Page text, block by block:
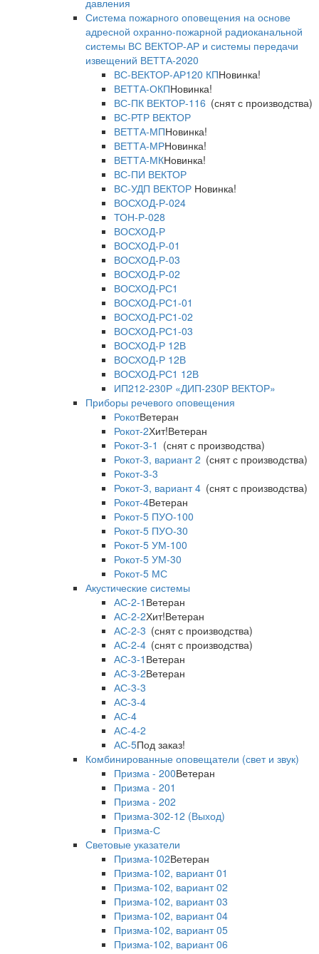
давления
Система пожарного оповещения на основе
адресной охранно-пожарной радиоканальной
системы ВС ВЕКТОР-АР и системы передачи
извещений ВЕТТА-2020
ВС-ВЕКТОР-АР120 КПНовинка!
ВЕТТА-ОКПНовинка!
ВС-ПК ВЕКТОР-116 (снят с производства)
ВС-РТР ВЕКТОР
ВЕТТА-МПНовинка!
ВЕТТА-МРНовинка!
ВЕТТА-МКНовинка!
ВС-ПИ ВЕКТОР
ВС-УДП ВЕКТОР Новинка!
ВОСХОД-Р-024
ТОН-Р-028
ВОСХОД-Р
ВОСХОД-Р-01
ВОСХОД-Р-03
ВОСХОД-Р-02
ВОСХОД-РС1
ВОСХОД-РС1-01
ВОСХОД-РС1-02
ВОСХОД-РС1-03
ВОСХОД-Р 12В
ВОСХОД-Р 12В
ВОСХОД-РС1 12В
ИП212-230Р «ДИП-230Р ВЕКТОР»
Приборы речевого оповещения
РокотВетеран
Рокот-2Хит!Ветеран
Рокот-3-1 (снят с производства)
Рокот-3, вариант 2 (снят с производства)
Рокот-3-3
Рокот-3, вариант 4 (снят с производства)
Рокот-4Ветеран
Рокот-5 ПУО-100
Рокот-5 ПУО-30
Рокот-5 УМ-100
Рокот-5 УМ-30
Рокот-5 МС
Акустические системы
АС-2-1 Ветеран
АС-2-2Хит!Ветеран
АС-2-3 (снят с производства)
АС-2-4 (снят с производства)
АС-3-1 Ветеран
АС-3-2Ветеран
АС-3-3
АС-3-4
АС-4
АС-4-2
АС-5Под заказ!
Комбинированные оповещатели (свет и звук)
Призма - 200Ветеран
Призма - 201
Призма - 202
Призма-302-12 (Выход)
Призма-С
Световые указатели
Призма-102Ветеран
Призма-102, вариант 01
Призма-102, вариант 02
Призма-102, вариант 03
Призма-102, вариант 04
Призма-102, вариант 05
Призма-102, вариант 06